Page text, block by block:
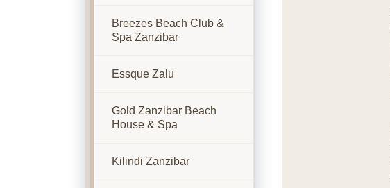
Breezes Beach Club &
Spa Zanzibar
Essque Zalu
Gold Zanzibar Beach
House & Spa
Kilindi Zanzibar